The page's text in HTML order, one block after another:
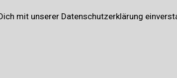
mit unserer Datenschutzerklärung